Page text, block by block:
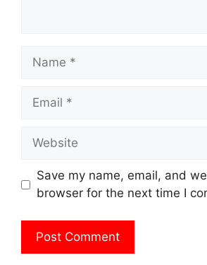
Name
Email
Website
Save my name, email, and
browser for the next time I